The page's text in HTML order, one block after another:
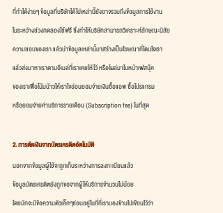
ที่ทำได้ง่ายๆ ข้อมูลที่บริษัทได้ไปเหล่านี้ยังอาจรวมถึงข้อมูลการใช้งาน
ในระหว่างช่วงทดลองใช้ฟรี ซึ่งทำให้บริษัทสามารถวิเคราะห์ลักษณะนิสัย
ความชอบของเรา แล้วนำข้อมูลเหล่านี้มาสร้างเป็นโฆษณาที่โดนใจเรา
แล้วส่งมาหาเราตามอีเมล์ที่เราเคยให้ไว้ หรือโผล่มาในหน้าเฟสบุ๊ค
ของเราเพื่อโน้มน้าวให้เราใจอ่อนยอมจ่ายเงินซื้อแอพ ซื้อโปรแกรม
หรือยอมจ่ายค่าบริการรายเดือน (Subscription fee) ในที่สุด
2. การตัดเงินจากบัตรเครดิตอัตโนมัติ
นอกจากข้อมูลผู้ใช้จะถูกเก็บระหว่างการลงทะเบียนแล้ว
ข้อมูลบัตรเครดิตยังถูกขอจากผู้ให้บริการจำนวนไม่น้อย
โดยมักจะมีข้อความตัวเล็กๆซ่อนอยู่ในที่ที่เรามองข้ามไปเขียนไว้ว่า